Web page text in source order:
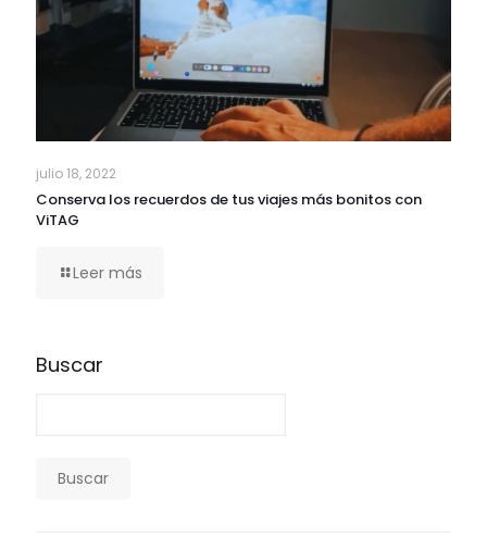
julio 18, 2022
Conserva los recuerdos de tus viajes más bonitos con
ViTAG
Leer más
Buscar
Buscar